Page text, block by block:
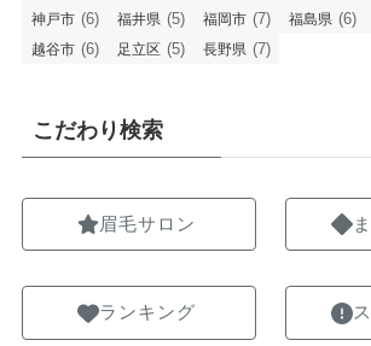
神戸市 (6) 福井県 (5) 福岡市 (7) 福島県 (6)
越谷市 (6) 足立区 (5) 長野県 (7)
こだわり検索
眉毛サロン
ランキング